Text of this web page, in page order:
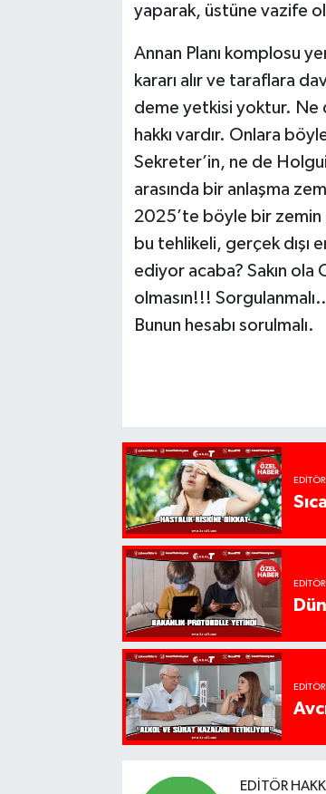
yaparak, üstüne vazife
Annan Planı komplosu
kararı alır ve taraflara
deme yetkisi yoktur. Ne
hakkı vardır. Onlara
Sekreter’in, ne de
arasında bir anlaşma
2025’te böyle bir zemin
bu tehlikeli, gerçek dışı
ediyor acaba? Sakın ola
olmasın!!!
Bunun hesabı sorulmalı.
EDITÖR